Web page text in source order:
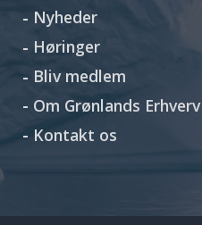
Nyheder
Høringer
Bliv medlem
Om Grønlands Erhverv
Kontakt os